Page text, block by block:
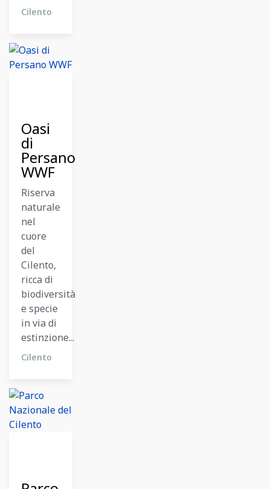
Cilento
Oasi
di
Persano
WWF
Riserva
naturale
nel
cuore
del
Cilento,
ricca di
biodiversità
e specie
in via di
estinzione...
Cilento